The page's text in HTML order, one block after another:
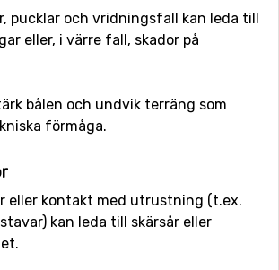
pucklar och vridningsfall kan leda till
eller, i värre fall, skador på
bålen och undvik terräng som
förmåga.
eller kontakt med utrustning (t.ex.
kan leda till skärsår eller